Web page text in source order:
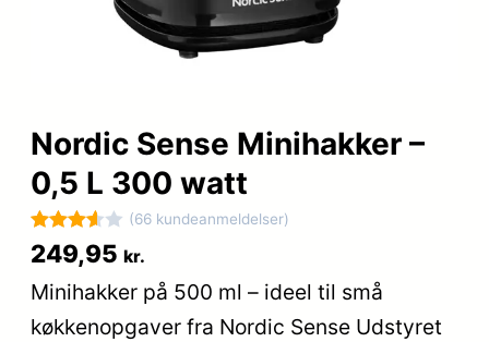
Nordic Sense Minihakker –
0,5 L 300 watt
Bedømt
3.6ud
af 5
66
(66 kundeanmeldelser)
249,95 kr.
Minihakker på 500 ml – ideel til små
køkkenopgaver fra Nordic Sense Udstyret